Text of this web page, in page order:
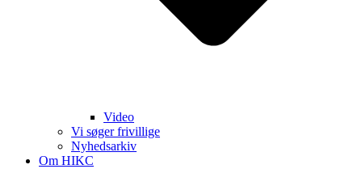
Video
Vi søger frivillige
Nyhedsarkiv
Om HIKC